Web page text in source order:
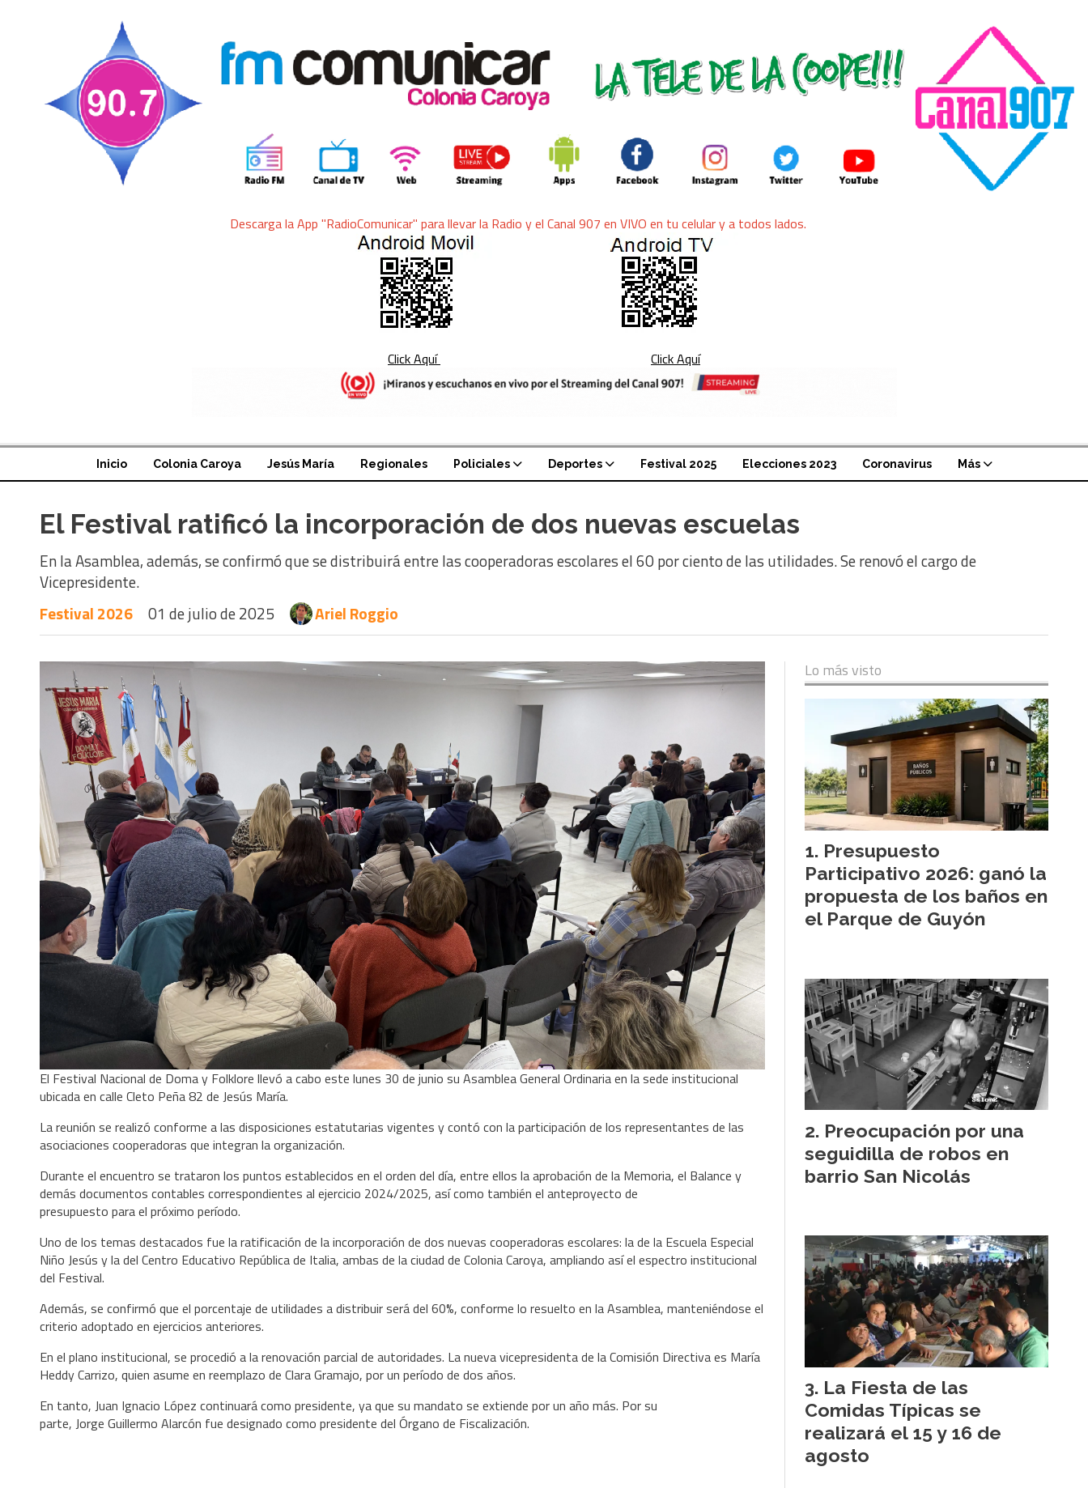
Descarga la App "RadioComunicar" para llevar la Radio y el Canal 907 en VIVO en tu celular y a todos lados.
Click Aquí Click Aquí
Inicio Colonia Caroya Jesús María Regionales Policiales Deportes Festival 2025 Elecciones 2023 Coronavirus Más
El Festival ratificó la incorporación de dos nuevas escuelas
En la Asamblea, además, se confirmó que se distribuirá entre las cooperadoras escolares el 60 por ciento de las utilidades. Se renovó el cargo de
Vicepresidente.
Festival 2026
01 de julio de 2025 Ariel Roggio
El Festival Nacional de Doma y Folklore llevó a cabo este lunes 30 de junio su Asamblea General Ordinaria en la sede institucional
ubicada en calle Cleto Peña 82 de Jesús María.
La reunión se realizó conforme a las disposiciones estatutarias vigentes y contó con la participación de los representantes de las
asociaciones cooperadoras que integran la organización.
Durante el encuentro se trataron los puntos establecidos en el orden del día, entre ellos la aprobación de la Memoria, el Balance y
demás documentos contables correspondientes al ejercicio 2024/2025, así como también el anteproyecto de
presupuesto para el próximo período.
Uno de los temas destacados fue la ratificación de la incorporación de dos nuevas cooperadoras escolares: la de la Escuela Especial
Niño Jesús y la del Centro Educativo República de Italia, ambas de la ciudad de Colonia Caroya, ampliando así el espectro institucional
del Festival.
Además, se confirmó que el porcentaje de utilidades a distribuir será del 60%, conforme lo resuelto en la Asamblea, manteniéndose el
criterio adoptado en ejercicios anteriores.
En el plano institucional, se procedió a la renovación parcial de autoridades. La nueva vicepresidenta de la Comisión Directiva es María
Heddy Carrizo, quien asume en reemplazo de Clara Gramajo, por un período de dos años.
En tanto, Juan Ignacio López continuará como presidente, ya que su mandato se extiende por un año más. Por su
parte, Jorge Guillermo Alarcón fue designado como presidente del Órgano de Fiscalización.
Lo más visto
Presupuesto
Participativo 2026: ganó la
propuesta de los baños en
el Parque de Guyón
Preocupación por una
seguidilla de robos en
barrio San Nicolás
La Fiesta de las
Comidas Típicas se
realizará el 15 y 16 de
agosto